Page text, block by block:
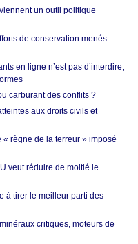
un outil politique
de conservation menés
en ligne n’est pas d’interdire,
carburant des conflits ?
aux droits civils et
règne de la terreur » imposé
veut réduire de moitié le
à tirer le meilleur parti des
critiques, moteurs de